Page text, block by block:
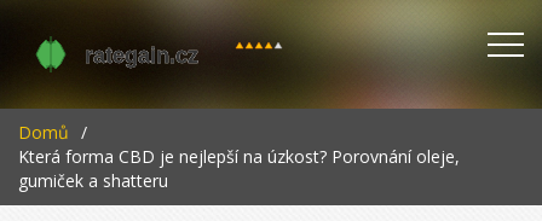
Domů
Která forma CBD je nejlepší na úzkost? Porovnání oleje,
gumiček a shatteru